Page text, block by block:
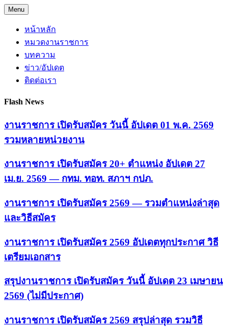
Skip
to
content
Menu
หน้าหลัก
หมวดงานราชการ
บทความ
ข่าว/อัปเดต
ติดต่อเรา
Flash News
งานราชการ เปิดรับสมัคร วันนี้ อัปเดต 01 พ.ค. 2569
รวมหลายหน่วยงาน
งานราชการ เปิดรับสมัคร 20+ ตำแหน่ง อัปเดต 27
เม.ย. 2569 — กทม. ทอท. สภาฯ กปภ.
งานราชการ เปิดรับสมัคร 2569 — รวมตำแหน่งล่าสุด
และวิธีสมัคร
งานราชการ เปิดรับสมัคร 2569 อัปเดตทุกประกาศ วิธี
เตรียมเอกสาร
สรุปงานราชการ เปิดรับสมัคร วันนี้ อัปเดต 23 เมษายน
2569 (ไม่มีประกาศ)
งานราชการ เปิดรับสมัคร 2569 สรุปล่าสุด รวมวิธี